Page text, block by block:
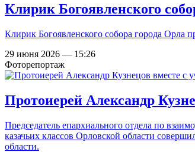
Клирик Богоявленского
Клирик Богоявленского собора города
29 июня 2026 — 15:26
Фоторепортаж
Протоиерей Александр
Председатель епархиального отдела по
казачьих классов Орловской области
области.